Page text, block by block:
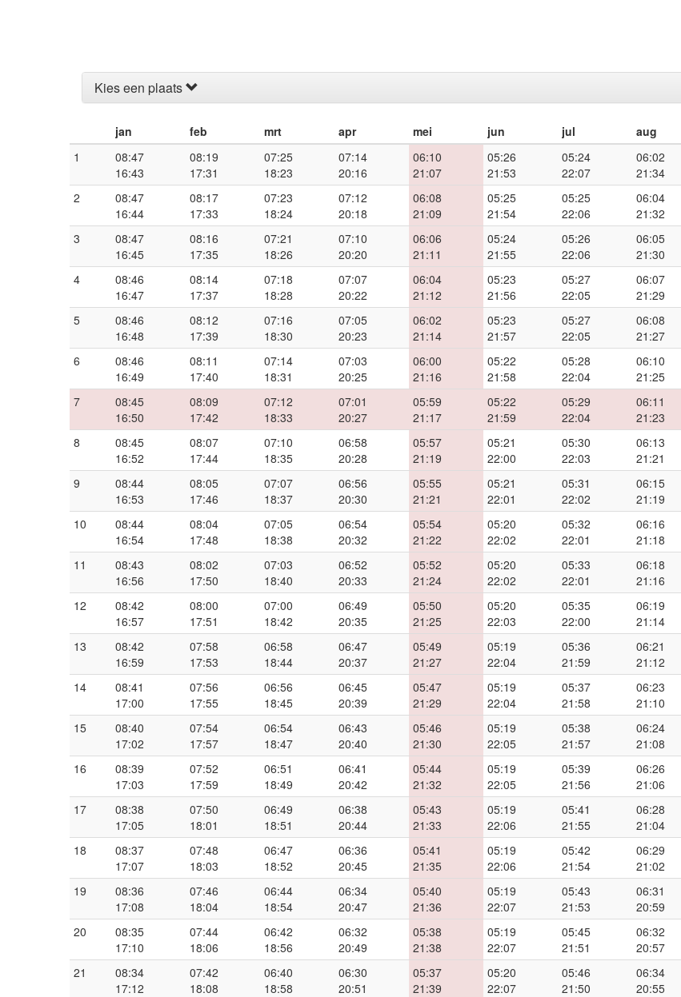
Kies een plaats
jan feb mrt apr mei jun jul aug
1
08:47
16:43
08:19
17:31
07:25
18:23
07:14
20:16
06:10
21:07
05:26
21:53
05:24
22:07
06:02
21:34
2
08:47
16:44
08:17
17:33
07:23
18:24
07:12
20:18
06:08
21:09
05:25
21:54
05:25
22:06
06:04
21:32
3
08:47
16:45
08:16
17:35
07:21
18:26
07:10
20:20
06:06
21:11
05:24
21:55
05:26
22:06
06:05
21:30
4
08:46
16:47
08:14
17:37
07:18
18:28
07:07
20:22
06:04
21:12
05:23
21:56
05:27
22:05
06:07
21:29
5
08:46
16:48
08:12
17:39
07:16
18:30
07:05
20:23
06:02
21:14
05:23
21:57
05:27
22:05
06:08
21:27
6
08:46
16:49
08:11
17:40
07:14
18:31
07:03
20:25
06:00
21:16
05:22
21:58
05:28
22:04
06:10
21:25
7
08:45
16:50
08:09
17:42
07:12
18:33
07:01
20:27
05:59
21:17
05:22
21:59
05:29
22:04
06:11
21:23
8
08:45
16:52
08:07
17:44
07:10
18:35
06:58
20:28
05:57
21:19
05:21
22:00
05:30
22:03
06:13
21:21
9
08:44
16:53
08:05
17:46
07:07
18:37
06:56
20:30
05:55
21:21
05:21
22:01
05:31
22:02
06:15
21:19
10
08:44
16:54
08:04
17:48
07:05
18:38
06:54
20:32
05:54
21:22
05:20
22:02
05:32
22:01
06:16
21:18
11
08:43
16:56
08:02
17:50
07:03
18:40
06:52
20:33
05:52
21:24
05:20
22:02
05:33
22:01
06:18
21:16
12
08:42
16:57
08:00
17:51
07:00
18:42
06:49
20:35
05:50
21:25
05:20
22:03
05:35
22:00
06:19
21:14
13
08:42
16:59
07:58
17:53
06:58
18:44
06:47
20:37
05:49
21:27
05:19
22:04
05:36
21:59
06:21
21:12
14
08:41
17:00
07:56
17:55
06:56
18:45
06:45
20:39
05:47
21:29
05:19
22:04
05:37
21:58
06:23
21:10
15
08:40
17:02
07:54
17:57
06:54
18:47
06:43
20:40
05:46
21:30
05:19
22:05
05:38
21:57
06:24
21:08
16
08:39
17:03
07:52
17:59
06:51
18:49
06:41
20:42
05:44
21:32
05:19
22:05
05:39
21:56
06:26
21:06
17
08:38
17:05
07:50
18:01
06:49
18:51
06:38
20:44
05:43
21:33
05:19
22:06
05:41
21:55
06:28
21:04
18
08:37
17:07
07:48
18:03
06:47
18:52
06:36
20:45
05:41
21:35
05:19
22:06
05:42
21:54
06:29
21:02
19
08:36
17:08
07:46
18:04
06:44
18:54
06:34
20:47
05:40
21:36
05:19
22:07
05:43
21:53
06:31
20:59
20
08:35
17:10
07:44
18:06
06:42
18:56
06:32
20:49
05:38
21:38
05:19
22:07
05:45
21:51
06:32
20:57
21
08:34
17:12
07:42
18:08
06:40
18:58
06:30
20:51
05:37
21:39
05:20
22:07
05:46
21:50
06:34
20:55